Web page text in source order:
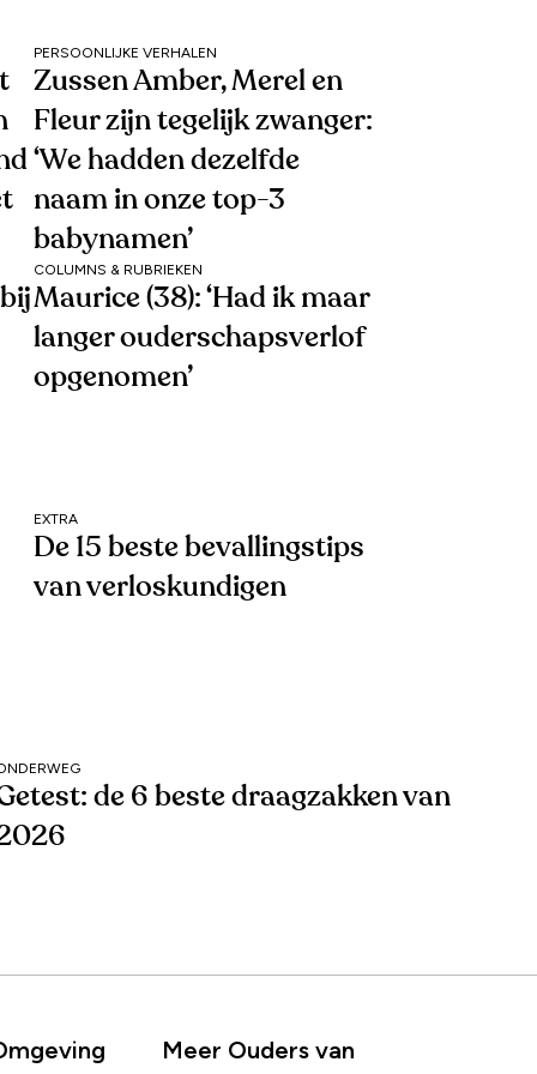
PERSOONLIJKE VERHALEN
Zussen Amber, Merel en
Fleur zijn tegelijk zwanger:
‘We hadden dezelfde
naam in onze top-3
babynamen’
COLUMNS & RUBRIEKEN
Maurice (38): ‘Had ik maar
langer ouderschapsverlof
opgenomen’
EXTRA
De 15 beste bevallingstips
van verloskundigen
de 6 beste draagzakken van
Meer Ouders van